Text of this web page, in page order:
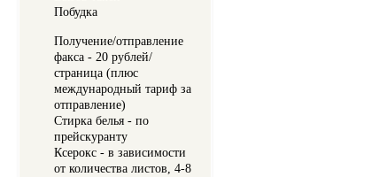
Побудка
Получение/отправление
факса - 20 рублей/
страница (плюс
международный тариф за
отправление)
Стирка белья - по
прейскуранту
Ксерокс - в зависимости
от количества листов, 4-8